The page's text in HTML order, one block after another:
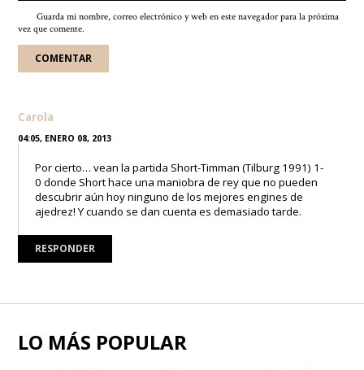
Guarda mi nombre, correo electrónico y web en este navegador para la próxima
vez que comente.
Carola
04:05, ENERO 08, 2013
Por cierto… vean la partida Short-Timman (Tilburg 1991) 1-
0 donde Short hace una maniobra de rey que no pueden
descubrir aún hoy ninguno de los mejores engines de
ajedrez! Y cuando se dan cuenta es demasiado tarde.
RESPONDER
LO MÁS POPULAR